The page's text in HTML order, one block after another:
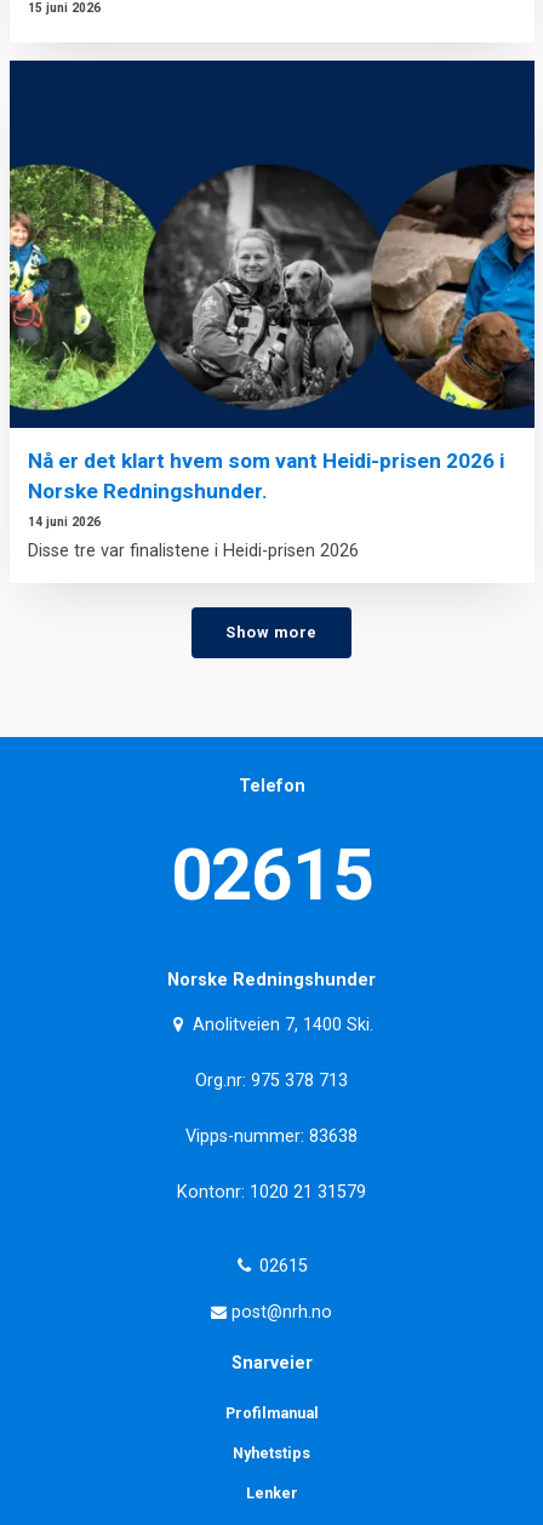
15 juni 2026
Nå er det klart hvem som vant Heidi-prisen 2026 i
Norske Redningshunder.
14 juni 2026
Disse tre var finalistene i Heidi-prisen 2026
Show more
Telefon
02615
Norske Redningshunder
Anolitveien 7, 1400 Ski.
Org.nr: 975 378 713
Vipps-nummer: 83638
Kontonr: 1020 21 31579
02615
post@nrh.no
Snarveier
Profilmanual
Nyhetstips
Lenker